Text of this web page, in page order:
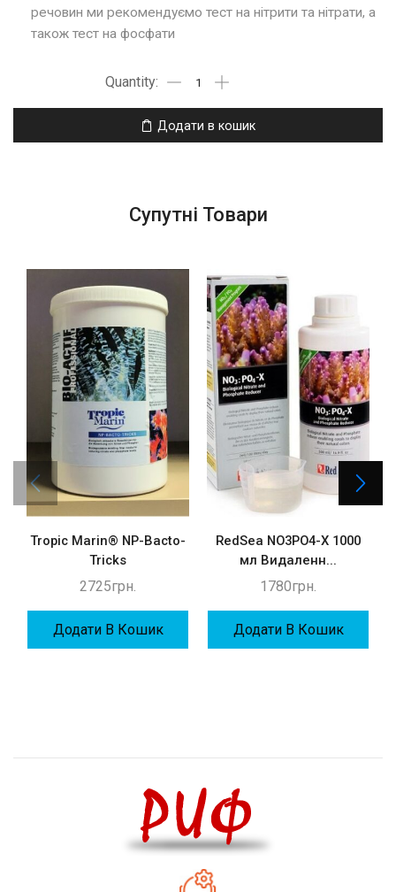
речовин ми рекомендуємо тест на нітрити та нітрати, а
також тест на фосфати
Додати в кошик
Супутні Товари
Tropic Marin® NP-Bacto-
Tricks
2725грн.
Додати В Кошик
RedSea NO3PO4-X 1000
мл Видаленн...
1780грн.
Додати В Кошик